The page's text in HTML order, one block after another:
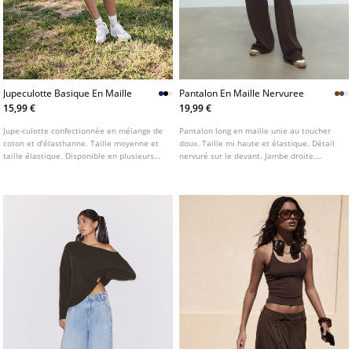
Jupeculotte Basique En Maille
15,99 €
Jupe-culotte confectionnée en mélange de
coton et d'élasthanne. Taille moyenne et
taille élastique. Disponible en plusieurs
Pantalon En Maille Nervuree
19,99 €
Pantalon long en maille unie au toucher
doux. Taille mi haute et élastique. Détail
nervuré sur le devant. Jambe droite.